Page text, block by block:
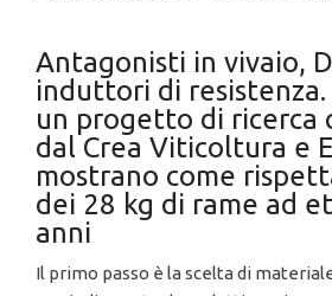
Antagonisti in vivaio,
induttori di
un progetto di ricerca
dal Crea Viticoltura e
mostrano come
dei 28 kg di rame ad
anni
Il primo passo è la scelta di